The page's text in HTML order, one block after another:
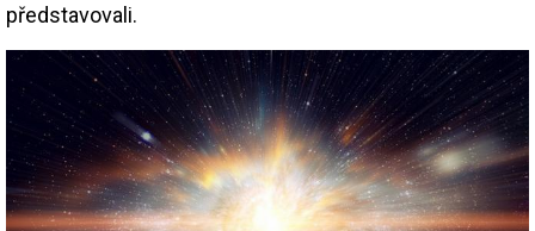
představovali.
Image